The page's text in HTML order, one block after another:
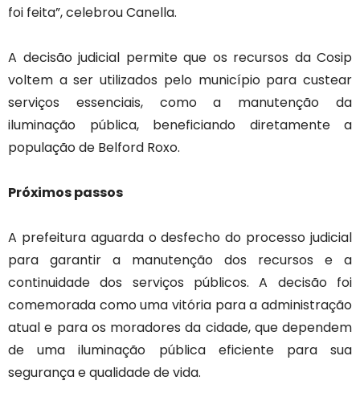
foi feita”, celebrou Canella.
A decisão judicial permite que os recursos da Cosip
voltem a ser utilizados pelo município para custear
serviços essenciais, como a manutenção da
iluminação pública, beneficiando diretamente a
população de Belford Roxo.
Próximos passos
A prefeitura aguarda o desfecho do processo judicial
para garantir a manutenção dos recursos e a
continuidade dos serviços públicos. A decisão foi
comemorada como uma vitória para a administração
atual e para os moradores da cidade, que dependem
de uma iluminação pública eficiente para sua
segurança e qualidade de vida.